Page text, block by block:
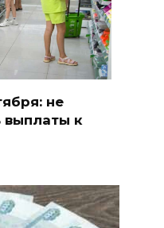
не
выплаты к